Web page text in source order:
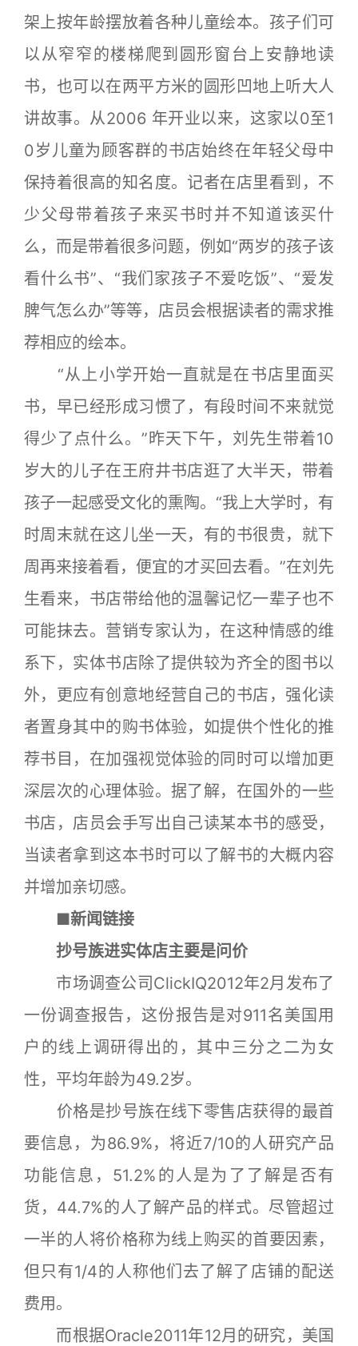
架上按年龄摆放着各种儿童绘本。孩子们可
以从窄窄的楼梯爬到圆形窗台上安静地读
书，也可以在两平方米的圆形凹地上听大人
讲故事。从2006 年开业以来，这家以0至1
0岁儿童为顾客群的书店始终在年轻父母中
保持着很高的知名度。记者在店里看到，不
少父母带着孩子来买书时并不知道该买什
么，而是带着很多问题，例如“两岁的孩子该
看什么书”、“我们家孩子不爱吃饭”、“爱发
脾气怎么办”等等，店员会根据读者的需求推
荐相应的绘本。
“从上小学开始一直就是在书店里面买
书，早已经形成习惯了，有段时间不来就觉
得少了点什么。”昨天下午，刘先生带着10
岁大的儿子在王府井书店逛了大半天，带着
孩子一起感受文化的熏陶。“我上大学时，有
时周末就在这儿坐一天，有的书很贵，就下
周再来接着看，便宜的才买回去看。”在刘先
生看来，书店带给他的温馨记忆一辈子也不
可能抹去。营销专家认为，在这种情感的维
系下，实体书店除了提供较为齐全的图书以
外，更应有创意地经营自己的书店，强化读
者置身其中的购书体验，如提供个性化的推
荐书目，在加强视觉体验的同时可以增加更
深层次的心理体验。据了解，在国外的一些
书店，店员会手写出自己读某本书的感受，
当读者拿到这本书时可以了解书的大概内容
并增加亲切感。
■新闻链接
抄号族进实体店主要是问价
市场调查公司ClickIQ2012年2月发布了
一份调查报告，这份报告是对911名美国用
户的线上调研得出的，其中三分之二为女
性，平均年龄为49.2岁。
价格是抄号族在线下零售店获得的最首
要信息，为86.9%，将近7/10的人研究产品
功能信息，51.2%的人是为了了解是否有
货，44.7%的人了解产品的样式。尽管超过
一半的人将价格称为线上购买的首要因素，
但只有1/4的人称他们去了解了店铺的配送
费用。
而根据Oracle2011年12月的研究，美国